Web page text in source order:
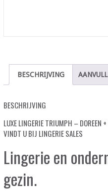
BESCHRIJVING
BESCHRIJVING
LUXE LINGERIE TRIUMPH – DOREEN
VINDT U BIJ LINGERIE SALES
Lingerie en
gezin.